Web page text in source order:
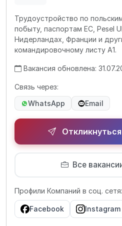
Трудоустройство по
побыту, паспортам ЕС, Pesel
Нидерландах, Франции и
командировочному листу А1.
Вакансия обновлена:
Связь через:
WhatsApp
Email
Все
Профили Компаний в соц.
Facebook Instagram